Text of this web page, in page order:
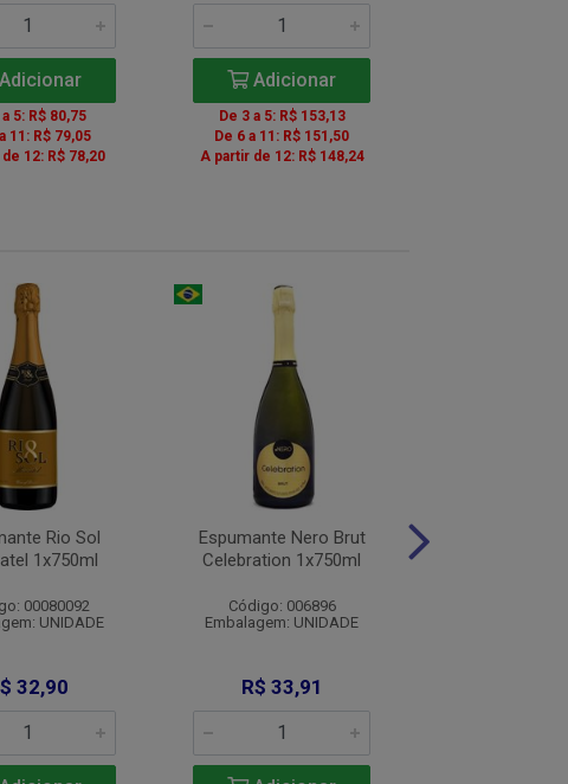
Adicionar
a 5: R$ 80,75
11: R$ 79,05
12: R$ 78,20
Adicionar
De 3 a 5: R$ 153,13
De 6 a 11: R$ 151,50
A partir de 12: R$ 148,24
Rio Sol
1x750ml
00080092
UNIDADE
32,90
Espumante Nero Brut
Celebration 1x750ml
Código: 006896
Embalagem: UNIDADE
R$ 33,91